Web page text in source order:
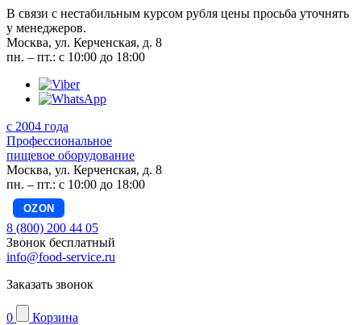
В связи с нестабильным курсом рубля цены просьба уточнять
у менеджеров.
Москва, ул. Керченская, д. 8
пн. – пт.: с 10:00 до 18:00
с 2004 года
Профессиональное
пищевое оборудование
Москва, ул. Керченская, д. 8
пн. – пт.: с 10:00 до 18:00
OZON
8 (800) 200 44 05
Звонок бесплатный
info@food-service.ru
Заказать звонок
0 Корзина